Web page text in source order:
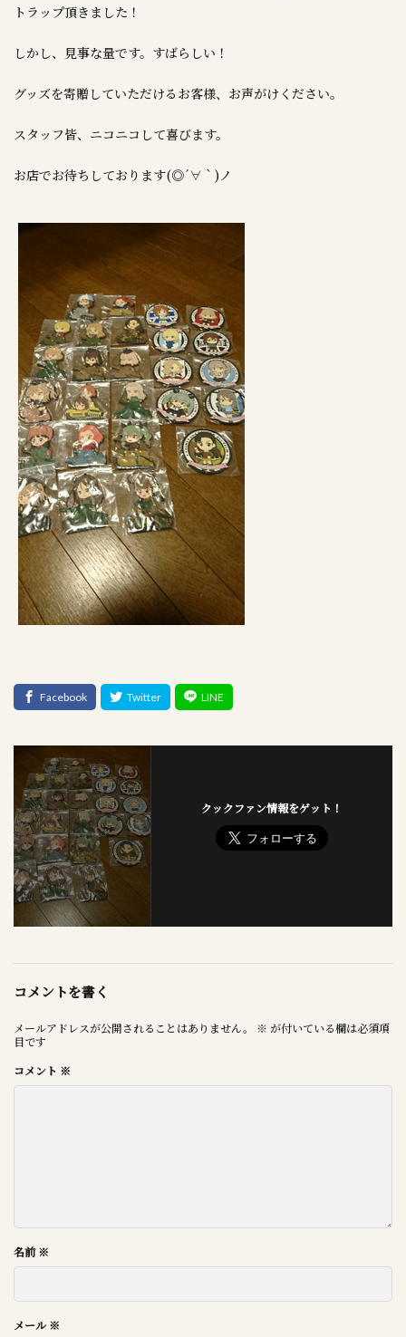
トラップ頂きました！
しかし、見事な量です。すばらしい！
グッズを寄贈していただけるお客様、お声がけください。
スタッフ皆、ニコニコして喜びます。
お店でお待ちしております(◎´∀｀)ノ
クックファン情報をゲット！
コメントを書く
メールアドレスが公開されることはありません。 ※ が付いている欄は必須項
目です
コメント ※
名前※
メール※